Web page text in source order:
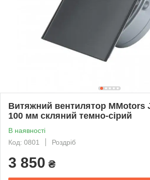
Витяжний вентилятор MMotors
100 мм скляний темно-сірий
В наявності
Код: 0801
Роздріб
3 850 ₴